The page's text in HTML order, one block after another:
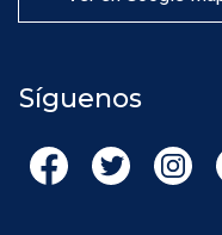
Síguenos
Fac
ebo
Twit
ter
Inst
agr